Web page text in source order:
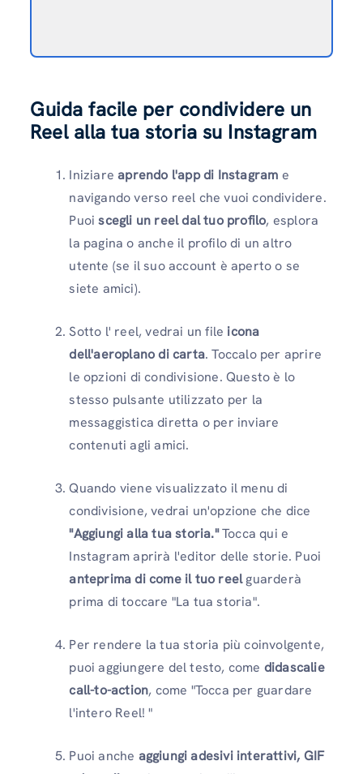
Guida facile per condividere un
Reel alla tua storia su Instagram
Iniziareaprendo l'app di Instagram e
navigando verso reel che vuoi condividere.
Puoiscegli un reel dal tuo profilo, esplora
la pagina o anche il profilo di un altro
utente (se il suo account è aperto o se
siete amici).
Sotto l' reel, vedrai un file icona
dell'aeroplano di carta. Toccalo per aprire
le opzioni di condivisione. Questo è lo
stesso pulsante utilizzato per la
messaggistica diretta o per inviare
contenuti agli amici.
Quando viene visualizzato il menu di
condivisione, vedrai un'opzione che dice
"Aggiungi alla tua storia."Tocca qui e
Instagram aprirà l'editor delle storie. Puoi
anteprima di come il tuo reelguarderà
prima di toccare "La tua storia".
Per rendere la tua storia più coinvolgente,
puoi aggiungere del testo, come didascalie
call-to-action, come "Tocca per guardare
l'intero Reel! "
Puoi anche aggiungi adesivi interattivi, GIF